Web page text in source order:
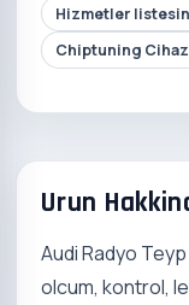
Hizmetler
Chiptuning
Urun
Audi Radyo
olcum, kontrol,